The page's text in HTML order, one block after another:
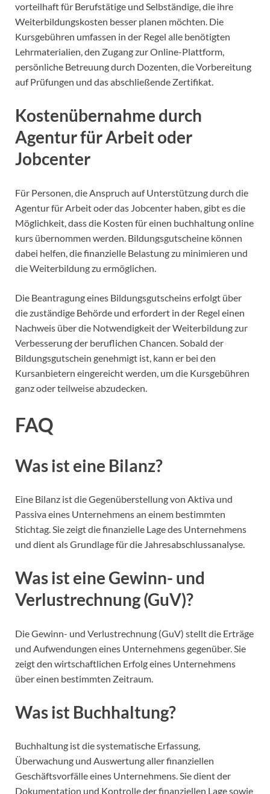
vorteilhaft für Berufstätige und Selbständige, die ihre
Weiterbildungskosten besser planen möchten. Die
Kursgebühren umfassen in der Regel alle benötigten
Lehrmaterialien, den Zugang zur Online-Plattform,
persönliche Betreuung durch Dozenten, die Vorbereitung
auf Prüfungen und das abschließende Zertifikat.
Kostenübernahme durch
Agentur für Arbeit oder
Jobcenter
Für Personen, die Anspruch auf Unterstützung durch die
Agentur für Arbeit oder das Jobcenter haben, gibt es die
Möglichkeit, dass die Kosten für einen buchhaltung online
kurs übernommen werden. Bildungsgutscheine können
dabei helfen, die finanzielle Belastung zu minimieren und
die Weiterbildung zu ermöglichen.
Die Beantragung eines Bildungsgutscheins erfolgt über
die zuständige Behörde und erfordert in der Regel einen
Nachweis über die Notwendigkeit der Weiterbildung zur
Verbesserung der beruflichen Chancen. Sobald der
Bildungsgutschein genehmigt ist, kann er bei den
Kursanbietern eingereicht werden, um die Kursgebühren
ganz oder teilweise abzudecken.
FAQ
Was ist eine Bilanz?
Eine Bilanz ist die Gegenüberstellung von Aktiva und
Passiva eines Unternehmens an einem bestimmten
Stichtag. Sie zeigt die finanzielle Lage des Unternehmens
und dient als Grundlage für die Jahresabschlussanalyse.
Was ist eine Gewinn- und
Verlustrechnung (GuV)?
Die Gewinn- und Verlustrechnung (GuV) stellt die Erträge
und Aufwendungen eines Unternehmens gegenüber. Sie
zeigt den wirtschaftlichen Erfolg eines Unternehmens
über einen bestimmten Zeitraum.
Was ist Buchhaltung?
Buchhaltung ist die systematische Erfassung,
Überwachung und Auswertung aller finanziellen
Geschäftsvorfälle eines Unternehmens. Sie dient der
Dokumentation und Kontrolle der finanziellen Lage sowie